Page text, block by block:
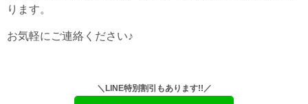
ります。
お気軽にご連絡ください♪
＼LINE特別割引もあります!!／